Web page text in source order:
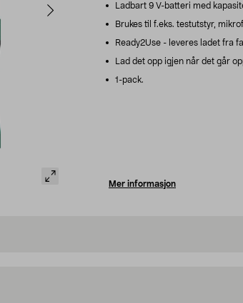
Ladbart 9 V-batteri med
Brukes til f.eks. testutstyr,
Ready2Use - leveres ladet fra
Lad det opp igjen når det går
1-pack.
Mer informasjon